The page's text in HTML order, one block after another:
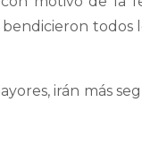
todos
irán más